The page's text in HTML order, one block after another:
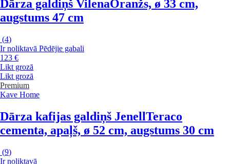
Dārza galdiņš VilenaOranžs, ø 33 cm,
augstums 47 cm
(4)
Ir noliktavā Pēdējie gabali
123 €
Likt grozā
Likt grozā
Premium
Kave Home
Dārza kafijas galdiņš JenellTeraco
cementa, apaļš, ø 52 cm, augstums 30 cm
(9)
Ir noliktavā